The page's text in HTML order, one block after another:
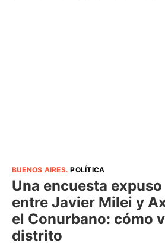
BUENOS AIRES.POLÍTICA
Una encuesta
entre Javier Milei y
el Conurbano: cómo
distrito